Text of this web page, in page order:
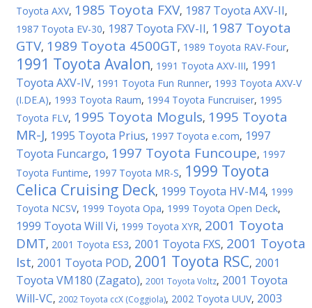
Toyota AXV, 1985 Toyota FXV, 1987 Toyota AXV-II,
1987 Toyota EV-30, 1987 Toyota FXV-II, 1987 Toyota
GTV, 1989 Toyota 4500GT, 1989 Toyota RAV-Four,
1991 Toyota Avalon, 1991 Toyota AXV-III, 1991
Toyota AXV-IV, 1991 Toyota Fun Runner, 1993 Toyota AXV-V
(I.DE.A), 1993 Toyota Raum, 1994 Toyota Funcruiser, 1995
Toyota FLV, 1995 Toyota Moguls, 1995 Toyota
MR-J, 1995 Toyota Prius, 1997 Toyota e.com, 1997
Toyota Funcargo, 1997 Toyota Funcoupe, 1997
Toyota Funtime, 1997 Toyota MR-S, 1999 Toyota
Celica Cruising Deck, 1999 Toyota HV-M4, 1999
Toyota NCSV, 1999 Toyota Opa, 1999 Toyota Open Deck,
1999 Toyota Will Vi, 1999 Toyota XYR, 2001 Toyota
DMT, 2001 Toyota ES3, 2001 Toyota FXS, 2001 Toyota
Ist, 2001 Toyota POD, 2001 Toyota RSC, 2001
Toyota VM180 (Zagato), 2001 Toyota Voltz, 2001 Toyota
Will-VC, 2002 Toyota ccX (Coggiola), 2002 Toyota UUV, 2003